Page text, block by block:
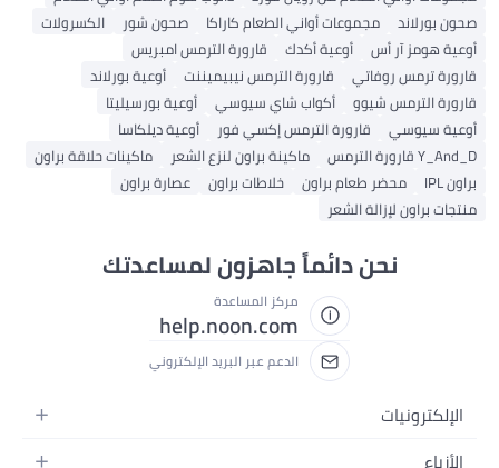
صحون بورلاند
مجموعات أواني الطعام كاراكا صحون شور
الكسرولات
أوعية هومز آر أس
أوعية أكدك
قارورة الترمس امبريس
قارورة ترمس روفاتي
قارورة الترمس نيبيميننت
أوعية بورلاند
قارورة الترمس شيوو
أكواب شاي سيوسي
أوعية بورسيليتا
أوعية سيوسي
قارورة الترمس إكسي فور
أوعية ديلكاسا
Y_And_D قارورة الترمس
ماكينة براون لنزع الشعر
ماكينات حلاقة براون
براون IPL
محضر طعام براون خلاطات براون
عصارة براون
منتجات براون لإزالة الشعر
نحن دائماً جاهزون لمساعدتك
مركز المساعدة
help.noon.com
الدعم عبر البريد الإلكتروني
الإلكترونيات
الجوالات